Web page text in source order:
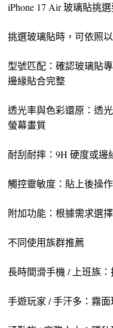
iPhone 17 Air 玻璃貼挑
挑選玻璃貼時，可依照
型號匹配：確認玻璃貼
邊緣貼合完整
透光率與色彩還原：透
螢幕畫質
耐刮耐摔：9H 硬度或
觸控靈敏度：貼上後操
附加功能：根據需求選
不同使用族群推薦
長時間滑手機 / 上班族
手遊玩家 / 手汗多：霧